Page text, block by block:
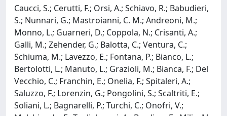
Caucci, S.; Cerutti, F.; Orsi, A.; Schiavo, R.; Babudieri,
S.; Nunnari, G.; Mastroianni, C. M.; Andreoni, M.;
Monno, L.; Guarneri, D.; Coppola, N.; Crisanti, A.;
Galli, M.; Zehender, G.; Balotta, C.; Ventura, C.;
Schiuma, M.; Lavezzo, E.; Fontana, P.; Bianco, L.;
Bertolotti, L.; Manuto, L.; Grazioli, M.; Bianca, F.; Del
Vecchio, C.; Franchin, E.; Onelia, F.; Spitaleri, A.;
Saluzzo, F.; Lorenzin, G.; Pongolini, S.; Scaltriti, E.;
Soliani, L.; Bagnarelli, P.; Turchi, C.; Onofri, V.;